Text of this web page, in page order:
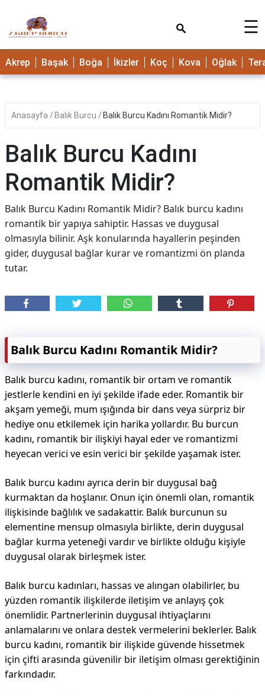
☰
Akrep Başak Boğa İkizler Koç Kova Oğlak
Anasayfa Balık Burcu Balık Burcu Kadını Romantik Midir?
Balık Burcu Kadını
Romantik Midir?
Balık Burcu Kadını Romantik Midir? Balık burcu kadını
romantik bir yapıya sahiptir. Hassas ve duygusal
olmasıyla bilinir. Aşk konularında hayallerin peşinden
gider, duygusal bağlar kurar ve romantizmi ön planda
tutar.
Balık Burcu Kadını Romantik Midir?
Balık burcu kadını, romantik bir ortam ve romantik
jestlerle kendini en iyi şekilde ifade eder. Romantik bir
akşam yemeği, mum ışığında bir dans veya sürpriz bir
hediye onu etkilemek için harika yollardır. Bu burcun
kadını, romantik bir ilişkiyi hayal eder ve romantizmi
heyecan verici ve esin verici bir şekilde yaşamak ister.
Balık burcu kadını ayrıca derin bir duygusal bağ
kurmaktan da hoşlanır. Onun için önemli olan, romantik
ilişkisinde bağlılık ve sadakattir. Balık burcunun su
elementine mensup olmasıyla birlikte, derin duygusal
bağlar kurma yeteneği vardır ve birlikte olduğu kişiyle
duygusal olarak birleşmek ister.
Balık burcu kadınları, hassas ve alıngan olabilirler, bu
yüzden romantik ilişkilerde iletişim ve anlayış çok
önemlidir. Partnerlerinin duygusal ihtiyaçlarını
anlamalarını ve onlara destek vermelerini beklerler. Balık
burcu kadını, romantik bir ilişkide güvende hissetmek
için çifti arasında güvenilir bir iletişim olması gerektiğinin
farkındadır.